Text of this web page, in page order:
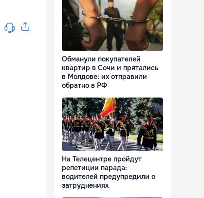
Обманули покупателей
квартир в Сочи и прятались
в Молдове: их отправили
обратно в РФ
На Телецентре пройдут
репетиции парада:
водителей предупредили о
затруднениях